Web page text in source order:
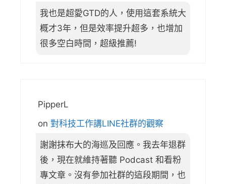
我也是超愛GTD的人，使用這套系統大
概才3年，但是效率提升超多，也增加
很多空白時間，超級推薦!
PipperL
on 對科技工作講LINE社群的觀察
謝謝抹布大的海巡及回應。我去年退群
後，現在就維持著聽 Podcast 和看粉
專文章。沒有參加社群的這段期間，也